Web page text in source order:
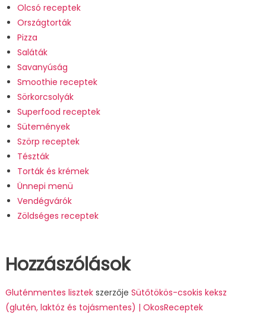
Olcsó receptek
Országtorták
Pizza
Saláták
Savanyúság
Smoothie receptek
Sörkorcsolyák
Superfood receptek
Sütemények
Szörp receptek
Tészták
Torták és krémek
Ünnepi menü
Vendégvárók
Zöldséges receptek
Hozzászólások
Gluténmentes lisztekszerzője Sütőtökös-csokis keksz
(glutén, laktóz és tojásmentes) | OkosReceptek